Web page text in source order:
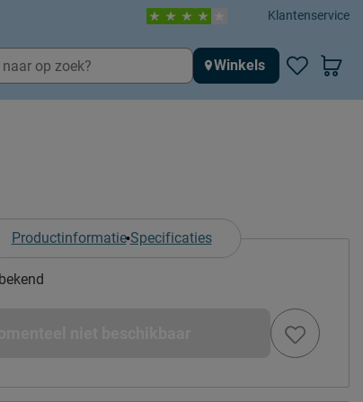
Klantenservice
Winkels
Productinformatie Specificaties